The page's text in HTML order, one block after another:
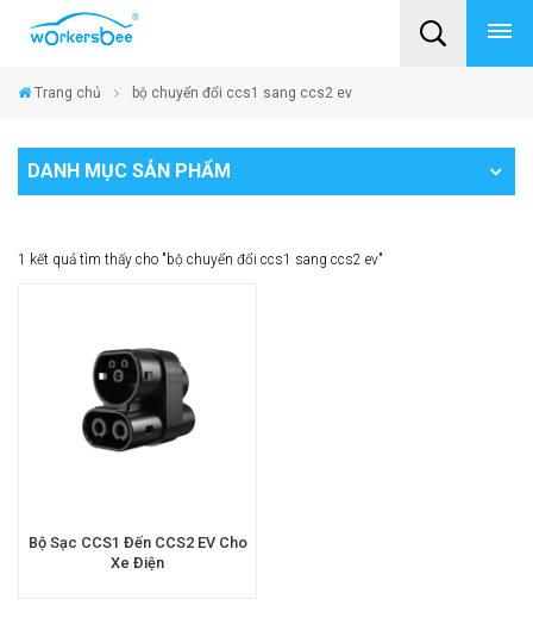
Trang chủ bộ chuyển đổi ccs1 sang ccs2 ev
DANH MỤC SẢN PHẨM
1 kết quả tìm thấy cho "bộ chuyển đổi ccs1 sang ccs2 ev"
Bộ Sạc CCS1 Đến CCS2 EV Cho
Xe Điện